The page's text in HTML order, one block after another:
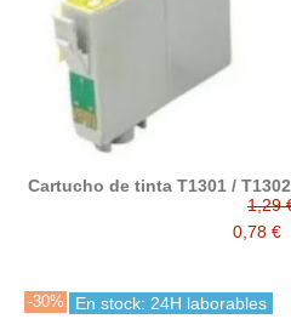
Cartucho de tinta T1301 /
con1,29
0,78 €
-30% En stock: 24H laborables